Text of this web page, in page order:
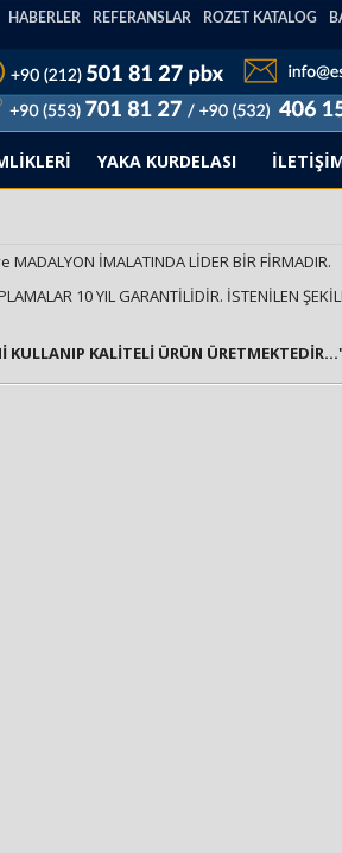
HABERLER REFERANSLAR ROZET KATALOG
YAKA KURDELASI
MADALYON İMALATINDA LİDER BİR FİRMADIR.
10 YIL GARANTİLİDİR. İSTENİLEN
KULLANIP KALİTELİ ÜRÜN